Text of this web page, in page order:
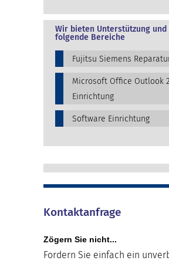
Wir bieten Unterstützung
folgende Bereiche
Fujitsu Siemens
Microsoft Office Outlook
Einrichtung
Software Einrichtung
Kontaktanfrage
Zögern Sie nicht...
Fordern Sie einfach ein